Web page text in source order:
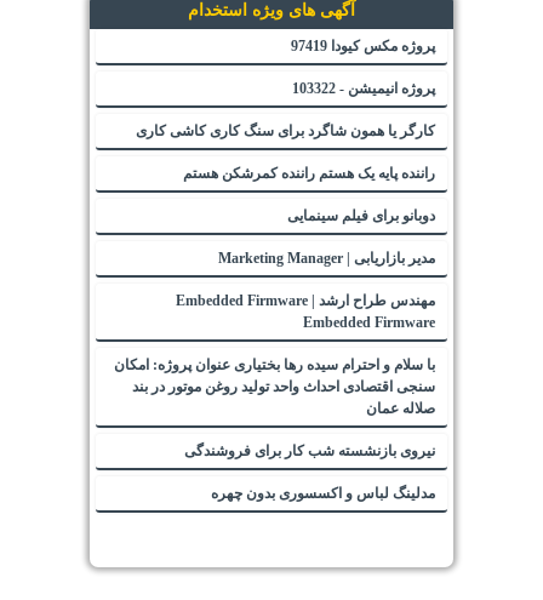
آگهی های ویژه استخدام
پروژه مکس کیودا 97419
پروژه انیمیشن - 103322
کارگر یا همون شاگرد برای سنگ کاری کاشی کاری
راننده پایه یک هستم راننده کمرشکن هستم
دوبانو برای فیلم سینمایی
مدیر بازاریابی | Marketing Manager
مهندس طراح ارشد Embedded Firmware |
Embedded Firmware
با سلام و احترام سیده رها بختیاری عنوان پروژه: امکان
سنجی اقتصادی احداث واحد تولید روغن موتور در بند
صلاله عمان
نیروی بازنشسته شب کار برای فروشندگی
مدلینگ لباس و اکسسوری بدون چهره